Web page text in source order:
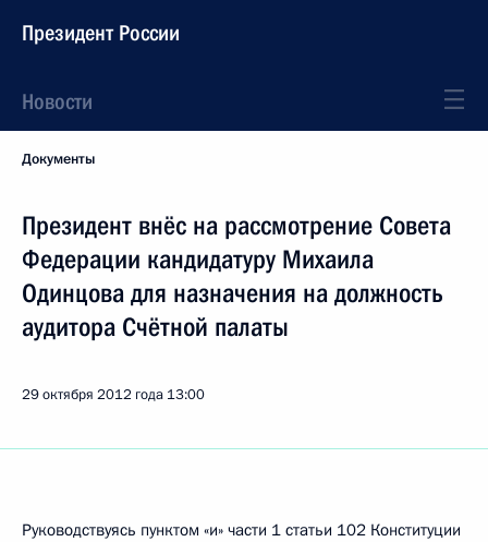
Президент России
Новости
Документы
Президент внёс на рассмотрение Совета
Федерации кандидатуру Михаила
Одинцова для назначения на должность
аудитора Счётной палаты
29 октября 2012 года 13:00
Руководствуясь пунктом «и» части 1 статьи 102 Конституции